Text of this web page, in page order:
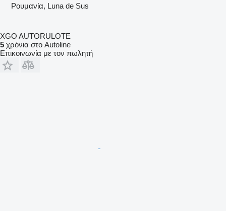
Ρουμανία, Luna de Sus
XGO AUTORULOTE
5 χρόνια στο Autoline
Επικοινωνία με τον πωλητή